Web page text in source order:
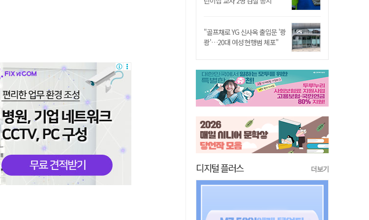
"골프채로 YG 신사옥 출입문 '쾅
쾅'…20대 여성 현행범 체포"
디지털 플러스 더보기